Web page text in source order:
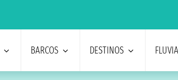
BARCOS DESTINOS